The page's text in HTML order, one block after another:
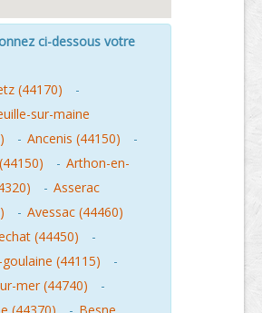
ci-dessous votre
(44170)
-
sur-maine
- Ancenis (44150)
-
- Arthon-en-
- Asserac
- Avessac (44460)
(44450)
-
(44115)
-
mer (44740)
-